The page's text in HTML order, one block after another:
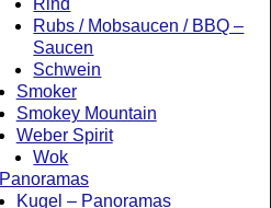
Rind
Rubs / Mobsaucen / BBQ –
Saucen
Schwein
Smoker
Smokey Mountain
Weber Spirit
Wok
Panoramas
Kugel – Panoramas